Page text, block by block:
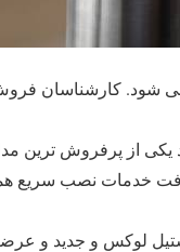
شود. کارشناسان
از پرفروش ترین
خدمات نصب سریع
لوکس و جدید و